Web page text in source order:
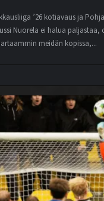
’26 kotiavaus ja
Nuorela ei halua
meidän kopissa,...